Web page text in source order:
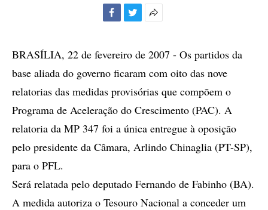
compartilhamento
BRASÍLIA, 22 de fevereiro de 2007 - Os partidos da
base aliada do governo ficaram com oito das nove
relatorias das medidas provisórias que compõem o
Programa de Aceleração do Crescimento (PAC). A
relatoria da MP 347 foi a única entregue à oposição
pelo presidente da Câmara, Arlindo Chinaglia (PT-SP),
para o PFL.
Será relatada pelo deputado Fernando de Fabinho (BA).
A medida autoriza o Tesouro Nacional a conceder um